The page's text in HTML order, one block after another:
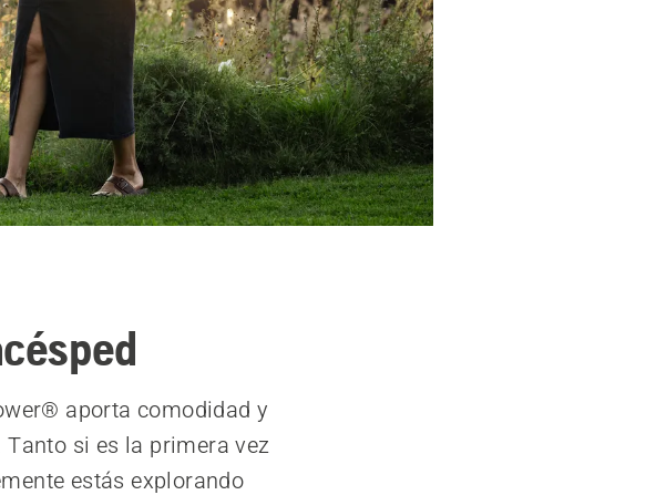
aporta comodidad y
si es la primera vez
estás explorando